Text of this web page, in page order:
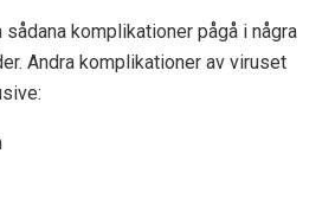
sådana komplikationer pågå i några
Andra komplikationer av viruset